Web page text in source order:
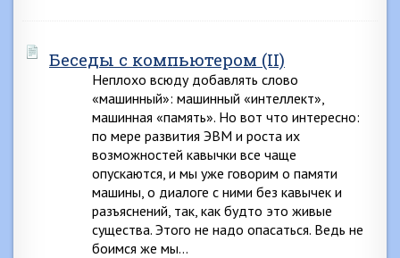
Беседы с компьютером (II)
Неплохо всюду добавлять слово
«машинный»: машинный «интеллект»,
машинная «память». Но вот что интересно:
по мере развития ЭВМ и роста их
возможностей кавычки все чаще
опускаются, и мы уже говорим о памяти
машины, о диалоге с ними без кавычек и
разъяснений, так, как будто это живые
существа. Этого не надо опасаться. Ведь не
боимся же мы…